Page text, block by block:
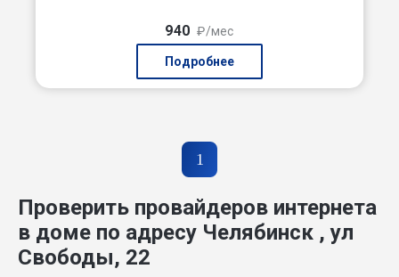
940 ₽/мес
Подробнее
1
Проверить провайдеров интернета
в доме по адресу Челябинск , ул
Свободы, 22